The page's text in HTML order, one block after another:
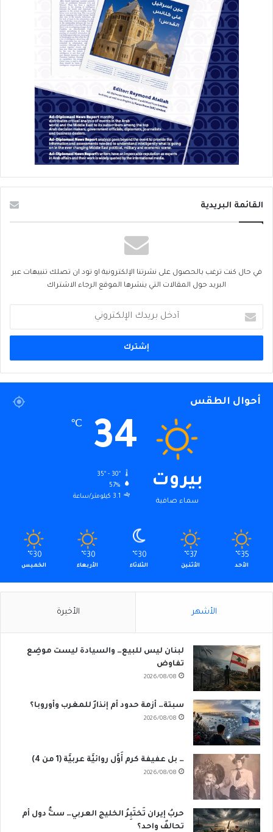
القائمة البريدية
في حال كنت ترغب بالحصول على نشرتنا الإلكترونية او تود ان تصلك تنبيهات عبر
البريد حول المقالات التي ينشرها الموقع الرجاء الاشتراك
بريدك
الإلكتروني
أحوال الطقس
بيروت
سماء صافية
34
℃
35º - 30º
57%
3.1 كيلومتر/ساعة
35
℃
الأحد
37
℃
الأثنين
30
℃
الثلاثاء
30
℃
الأربعاء
30
℃
الخميس
الأشهر الأخيرة
لبنان ليس للبيع… والسيادة ليست موضِع
تفاوض
2026/08/08
سبتة… أزمة حدود أم إنذارٌ للمغرب وأوروبا؟
2026/08/08
… بل عفيفة كرم أَوَّل روائيَّة عربيَّة (1 من 4)
2026/08/08
حربُ إيران تَختَبِرُ الخليج العربي… ستُّ دول أم
تحالفٌ واحد؟